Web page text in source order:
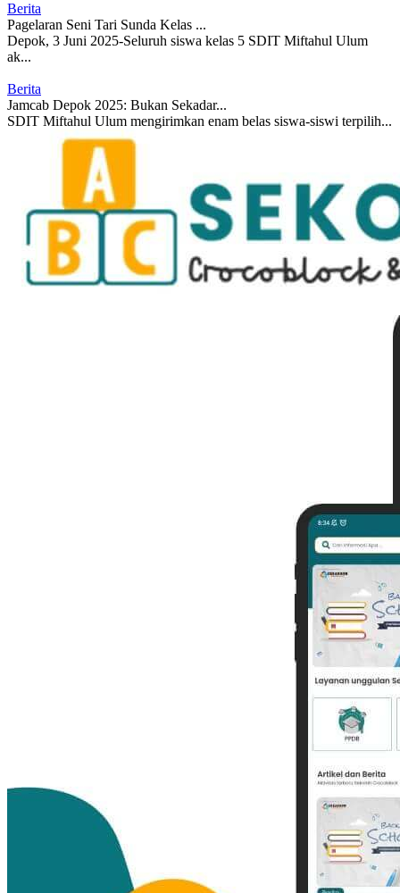
Berita
Pagelaran Seni Tari Sunda Kelas ...
Depok, 3 Juni 2025-Seluruh siswa kelas 5 SDIT Miftahul Ulum
ak...
Berita
Jamcab Depok 2025: Bukan Sekadar...
SDIT Miftahul Ulum mengirimkan enam belas siswa-siswi terpilih...